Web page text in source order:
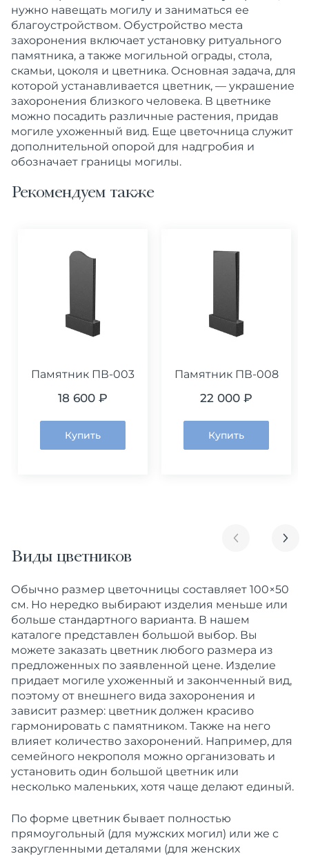
нужно навещать могилу и заниматься ее
благоустройством. Обустройство места
захоронения включает установку ритуального
памятника, а также могильной ограды, стола,
скамьи, цоколя и цветника. Основная задача, для
которой устанавливается цветник, — украшение
захоронения близкого человека. В цветнике
можно посадить различные растения, придав
могиле ухоженный вид. Еще цветочница служит
дополнительной опорой для надгробия и
обозначает границы могилы.
Рекомендуем также
Памятник ПВ-003
18 600 ₽
Купить
Памятник ПВ-008
22 000 ₽
Купить
Виды цветников
Обычно размер цветочницы составляет 100×50
см. Но нередко выбирают изделия меньше или
больше стандартного варианта. В нашем
каталоге представлен большой выбор. Вы
можете заказать цветник любого размера из
предложенных по заявленной цене. Изделие
придает могиле ухоженный и законченный вид,
поэтому от внешнего вида захоронения и
зависит размер: цветник должен красиво
гармонировать с памятником. Также на него
влияет количество захоронений. Например, для
семейного некрополя можно организовать и
установить один большой цветник или
несколько маленьких, хотя чаще делают единый.
По форме цветник бывает полностью
прямоугольный (для мужских могил) или же с
закругленными деталями (для женских